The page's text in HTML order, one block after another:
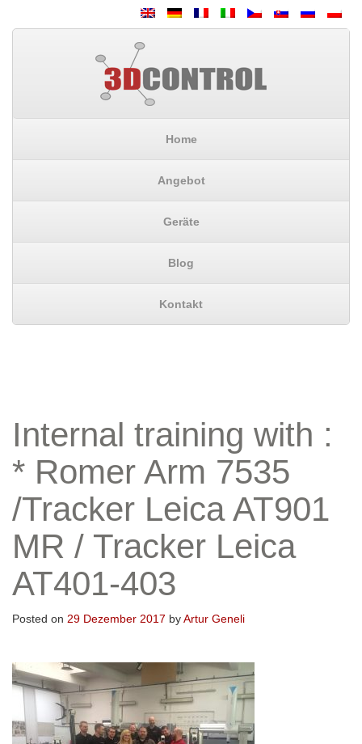
Home
Angebot
Geräte
Blog
Kontakt
Internal training with :
* Romer Arm 7535
/Tracker Leica AT901
MR / Tracker Leica
AT401-403
Posted on 29 Dezember 2017 byArtur Geneli